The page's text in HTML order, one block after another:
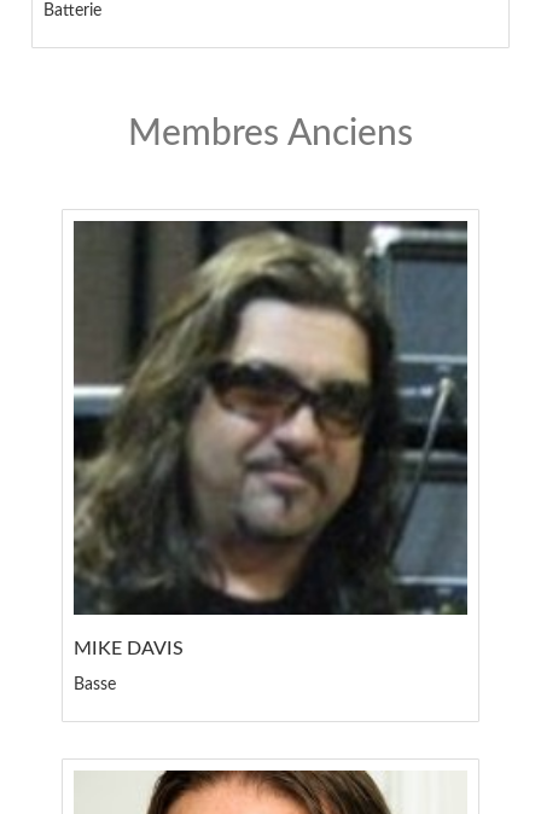
Batterie
Membres Anciens
MIKE DAVIS
Basse